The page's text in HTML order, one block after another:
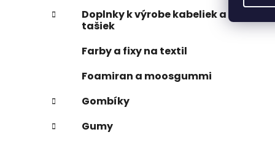
Doplnky k výrobe kabeliek a
tašiek
Farby a fixy na textil
Foamiran a moosgummi
Gombíky
Gumy